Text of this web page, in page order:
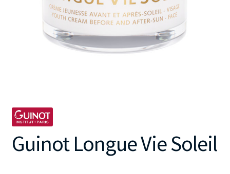
Guinot Longue Vie Soleil